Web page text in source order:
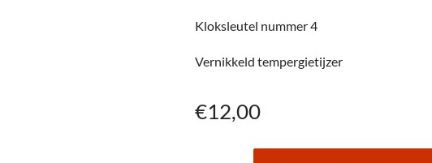
Kloksleutel nummer 4
Vernikkeld tempergietijzer
€12,00